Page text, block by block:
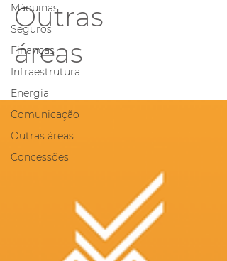
Máquinas
Seguros
Finanças
Infraestrutura
Energia
Comunicação
Outras áreas
Concessões
Outras
áreas